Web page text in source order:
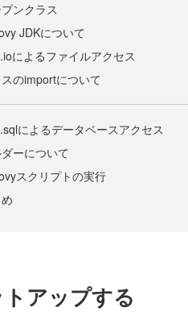
ンクラス
JDKについて
によるファイルアクセス
のimportについて
によるデータベースアクセス
ーについて
スクリプトの実行
アップする